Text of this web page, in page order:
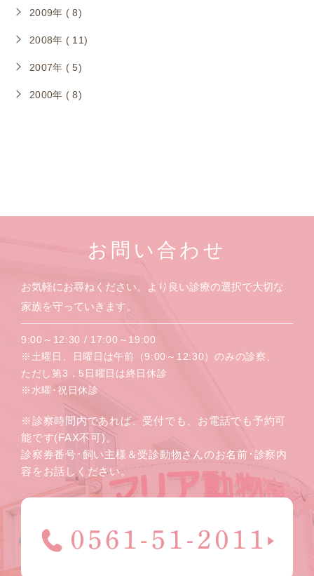
2009年 ( 8)
2008年 ( 11)
2007年 ( 5)
2000年 ( 8)
お問い合わせ
お気軽にお尋ねください。より良い診療の選択で大切な
家族を守っていきます。
9:00～12:30 / 17:00～19:00
※土曜日、日曜日は午前（9:00～12:30）のみの診察、
ただし第3，5日曜日は終日休診
※水曜･祝日休診
※診察時間内であれば、受付でも、お電話でも予約可
能です(FAX不可)。
診察券番号･飼い主様＆受診動物さんのお名前･診察内
容をお話しください。